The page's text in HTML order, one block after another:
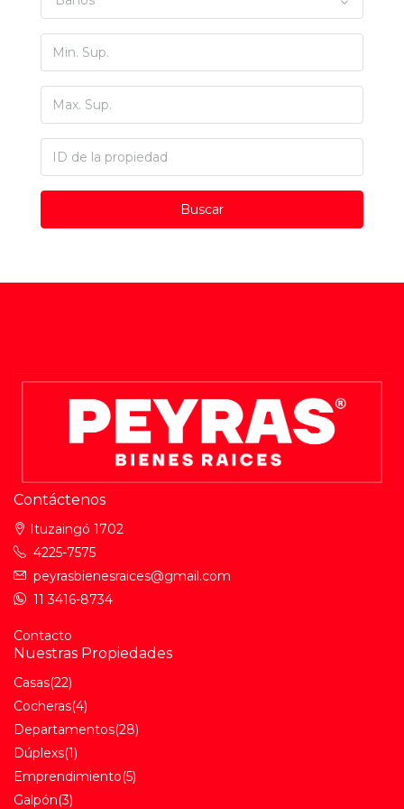
Buscar
Contáctenos
Ituzaingó 1702
4225-7575
peyrasbienesraices@gmail.com
11 3416-8734
Contacto
Nuestras Propiedades
Casas(22)
Cocheras(4)
Departamentos(28)
Dúplexs(1)
Emprendimiento(5)
Galpón(3)